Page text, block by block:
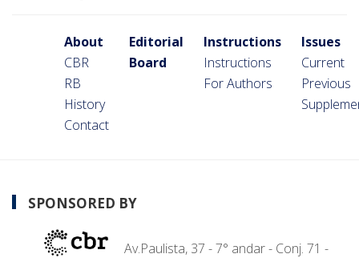
About
CBR
RB
History
Contact
Editorial
Board
Instructions
Instructions
For Authors
Issues
Current
Previous
SPONSORED BY
Av.Paulista, 37 - 7° andar - Conj. 71 -